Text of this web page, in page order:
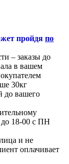
пройдя по
– заказы до
в вашем
30кг
до вашего
до 18-00 с ПН
и не
оплачивает